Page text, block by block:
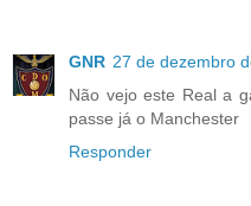
GNR 27 de dezembro
Não vejo este Real a
passe já o Manchester
Responder